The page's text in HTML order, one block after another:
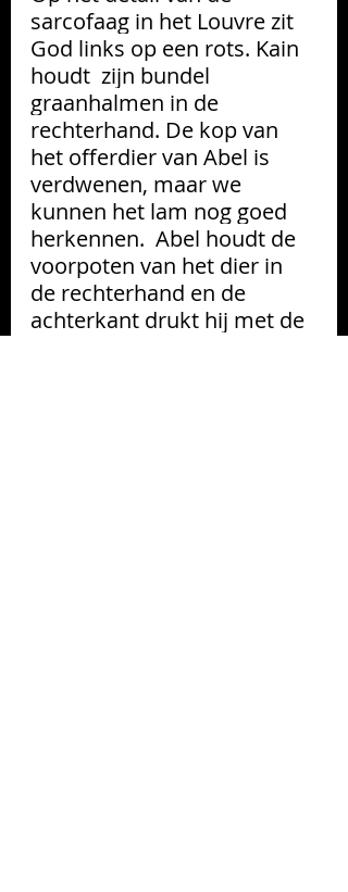
sarcofaag in het Louvre zit
God links op een rots. Kain
houdt  zijn bundel
graanhalmen in de
rechterhand. De kop van
het offerdier van Abel is
verdwenen, maar we
kunnen het lam nog goed
herkennen.  Abel houdt de
voorpoten van het dier in
de rechterhand en de
achterkant drukt hij met de